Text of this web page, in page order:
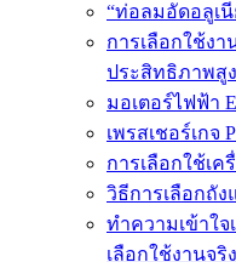
“ท่อลมอัดอลูเ
การเลือกใช้ง
ประสิทธิภาพสู
มอเตอร์ไฟฟ้า
เพรสเชอร์เกจ
การเลือกใช้เค
วิธีการเลือกถัง
ทำความเข้าใ
เลือกใช้งานจริง